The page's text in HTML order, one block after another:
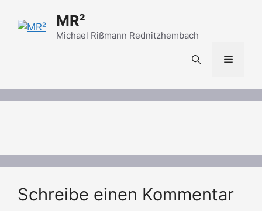
Inhalt
MR²
Michael Rißmann Rednitzhembach
Menü
Schreibe einen Kommentar